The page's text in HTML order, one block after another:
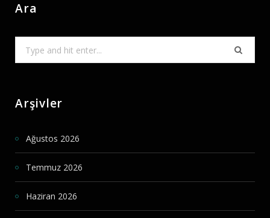
Ara
Arşivler
Ağustos 2026
Temmuz 2026
Haziran 2026